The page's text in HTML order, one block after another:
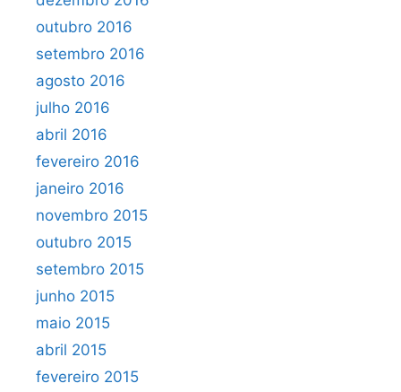
outubro 2016
setembro 2016
agosto 2016
julho 2016
abril 2016
fevereiro 2016
janeiro 2016
novembro 2015
outubro 2015
setembro 2015
junho 2015
maio 2015
abril 2015
fevereiro 2015